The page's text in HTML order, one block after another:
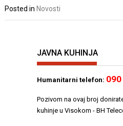
Posted in Novosti
JAVNA KUHINJA
Humanitarni telefon:
Pozivom na ovaj broj
kuhinje u Visokom - BH